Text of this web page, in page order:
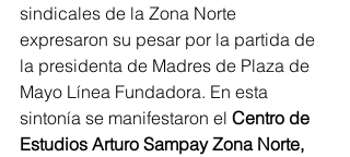
sindicales de la Zona Norte
expresaron su pesar por la partida de
la presidenta de Madres de Plaza de
Mayo Línea Fundadora. En esta
sintonía se manifestaron el Centro de
Estudios Arturo Sampay Zona Norte,